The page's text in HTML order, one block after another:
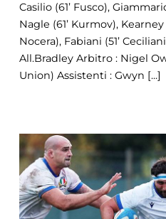
Casilio (61’ Fusco),
Nagle (61’ Kurmov), Kearney
Nocera), Fabiani (51’
All.Bradley Arbitro : Nigel
Union) Assistenti : Gwyn [...]